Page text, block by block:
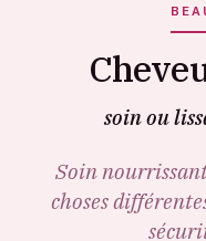
soin ou
Soin
choses